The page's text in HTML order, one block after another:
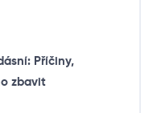
Příčiny,
zbavit